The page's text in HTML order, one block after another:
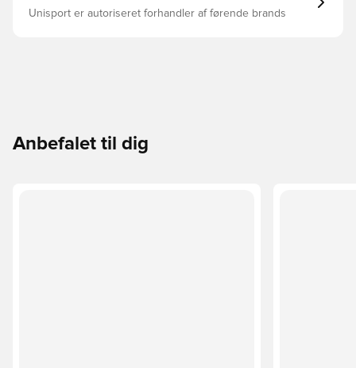
Unisport er autoriseret forhandler af førende brands
Anbefalet til dig